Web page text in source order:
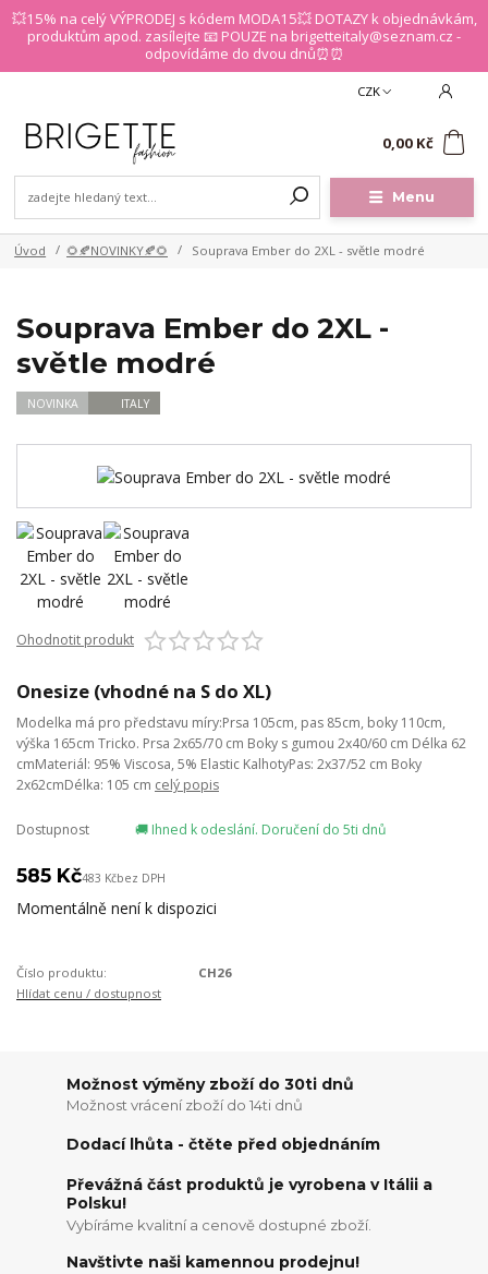
💥15% na celý VÝPRODEJ s kódem MODA15💥 DOTAZY k objednávkám,
produktům apod. zasílejte 📧 POUZE na brigetteitaly@seznam.cz -
odpovídáme do dvou dnů⏰⏰
Menu
CZK
0,00 Kč
Úvod 🌻🍂NOVINKY🍂🌻 Souprava Ember do 2XL - světle modré
Souprava Ember do 2XL -
světle modré
NOVINKA ITALY
Ohodnotit produkt
Onesize (vhodné na S do XL)
Modelka má pro představu míry:Prsa 105cm, pas 85cm, boky 110cm,
výška 165cm Tricko. Prsa 2x65/70 cm Boky s gumou 2x40/60 cm Délka 62
cmMateriál: 95% Viscosa, 5% Elastic KalhotyPas: 2x37/52 cm Boky
2x62cmDélka: 105 cm celý popis
Dostupnost 🚚 Ihned k odeslání. Doručení do 5ti dnů
585 Kč483 Kčbez DPH
Momentálně není k dispozici
Číslo produktu:
CH26
Hlídat cenu / dostupnost
Možnost výměny zboží do 30ti dnů
Možnost vrácení zboží do 14ti dnů
Dodací lhůta - čtěte před objednáním
Převážná část produktů je vyrobena v Itálii a
Polsku!
Vybíráme kvalitní a cenově dostupné zboží.
Navštivte naši kamennou prodejnu!